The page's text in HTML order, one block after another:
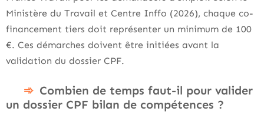
Ministère du Travail et Centre Inffo (2026), chaque co-
financement tiers doit représenter un minimum de 100
€. Ces démarches doivent être initiées avant la
validation du dossier CPF.
Combien de temps faut-il pour valider
un dossier CPF bilan de compétences ?